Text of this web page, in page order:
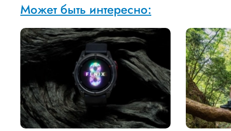
Может быть интересно: